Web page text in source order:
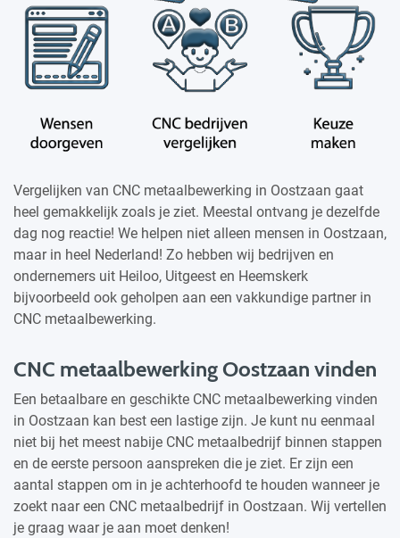
Vergelijken van CNC metaalbewerking in Oostzaan gaat
heel gemakkelijk zoals je ziet. Meestal ontvang je dezelfde
dag nog reactie! We helpen niet alleen mensen in Oostzaan,
maar in heel Nederland! Zo hebben wij bedrijven en
ondernemers uit Heiloo, Uitgeest en Heemskerk
bijvoorbeeld ook geholpen aan een vakkundige partner in
CNC metaalbewerking.
CNC metaalbewerking Oostzaan vinden
Een betaalbare en geschikte CNC metaalbewerking vinden
in Oostzaan kan best een lastige zijn. Je kunt nu eenmaal
niet bij het meest nabije CNC metaalbedrijf binnen stappen
en de eerste persoon aanspreken die je ziet. Er zijn een
aantal stappen om in je achterhoofd te houden wanneer je
zoekt naar een CNC metaalbedrijf in Oostzaan. Wij vertellen
je graag waar je aan moet denken!